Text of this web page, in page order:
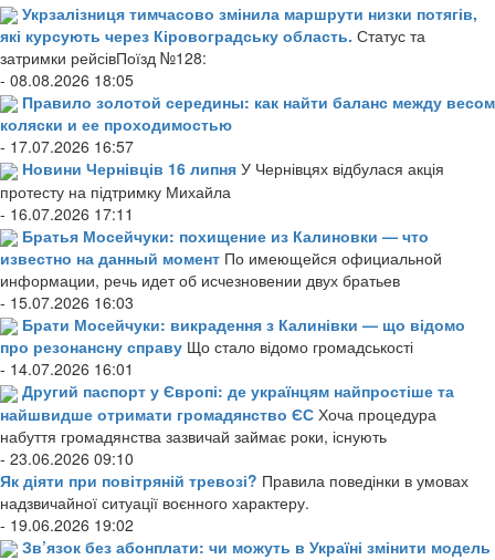
Укрзалізниця тимчасово змінила маршрути низки потягів,
які курсують через Кіровоградську область. Статус та
затримки рейсівПоїзд №128:
- 08.08.2026 18:05
Правило золотой середины: как найти баланс между весом
коляски и ее проходимостью
- 17.07.2026 16:57
Новини Чернівців 16 липня У Чернівцях відбулася акція
протесту на підтримку Михайла
- 16.07.2026 17:11
Братья Мосейчуки: похищение из Калиновки — что
известно на данный момент По имеющейся официальной
информации, речь идет об исчезновении двух братьев
- 15.07.2026 16:03
Брати Мосейчуки: викрадення з Калинівки — що відомо
про резонансну справу Що стало відомо громадськості
- 14.07.2026 16:01
Другий паспорт у Європі: де українцям найпростіше та
найшвидше отримати громадянство ЄС Хоча процедура
набуття громадянства зазвичай займає роки, існують
- 23.06.2026 09:10
Як діяти при повітряній тревозі? Правила поведінки в умовах
надзвичайної ситуації воєнного характеру.
- 19.06.2026 19:02
Зв’язок без абонплати: чи можуть в Україні змінити модель